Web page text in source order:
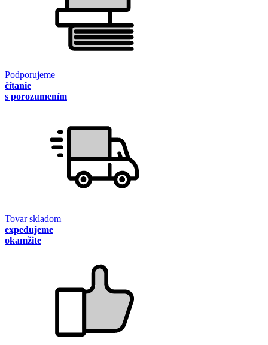
Podporujeme
čítanie
s porozumením
Tovar skladom
expedujeme
okamžite